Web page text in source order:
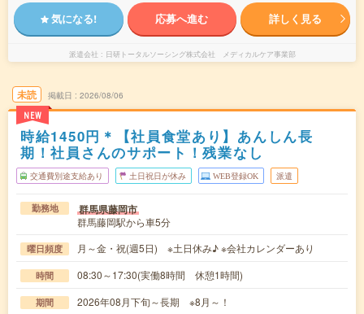
気になる! 応募へ進む 詳しく見る
派遣会社 日研トータルソーシング株式会社 メディカルケア事業部
未読
NEW
掲載日 2026/08/06
時給1450円＊【社員食堂あり】あんしん長
期！社員さんのサポート！残業なし
交通費別途支給あり 土日祝日が休み WEB登録OK 派遣
勤務地 群馬県藤岡市
群馬藤岡駅から車5分
曜日頻度 月～金・祝(週5日) ※土日休み♪ ※会社カレンダーあり
時間 08:30～17:30(実働8時間 休憩1時間)
期間 2026年08月下旬～長期 ※8月～！